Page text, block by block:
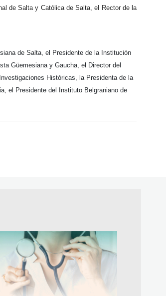
de Salta y Católica de Salta, el Rector de la
de Salta, el Presidente de la Institución
Güemesiana y Gaucha, el Director del
Históricas, la Presidenta de la
el Presidente del Instituto Belgraniano de